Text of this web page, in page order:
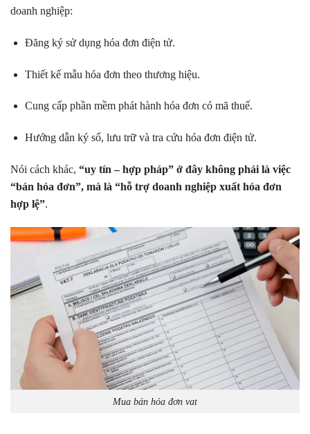
doanh nghiệp:
Đăng ký sử dụng hóa đơn điện tử.
Thiết kế mẫu hóa đơn theo thương hiệu.
Cung cấp phần mềm phát hành hóa đơn có mã thuế.
Hướng dẫn ký số, lưu trữ và tra cứu hóa đơn điện tử.
Nói cách khác, “uy tín – hợp pháp” ở đây không phải là việc
“bán hóa đơn”, mà là “hỗ trợ doanh nghiệp xuất hóa đơn
hợp lệ”.
Mua bán hóa đơn vat